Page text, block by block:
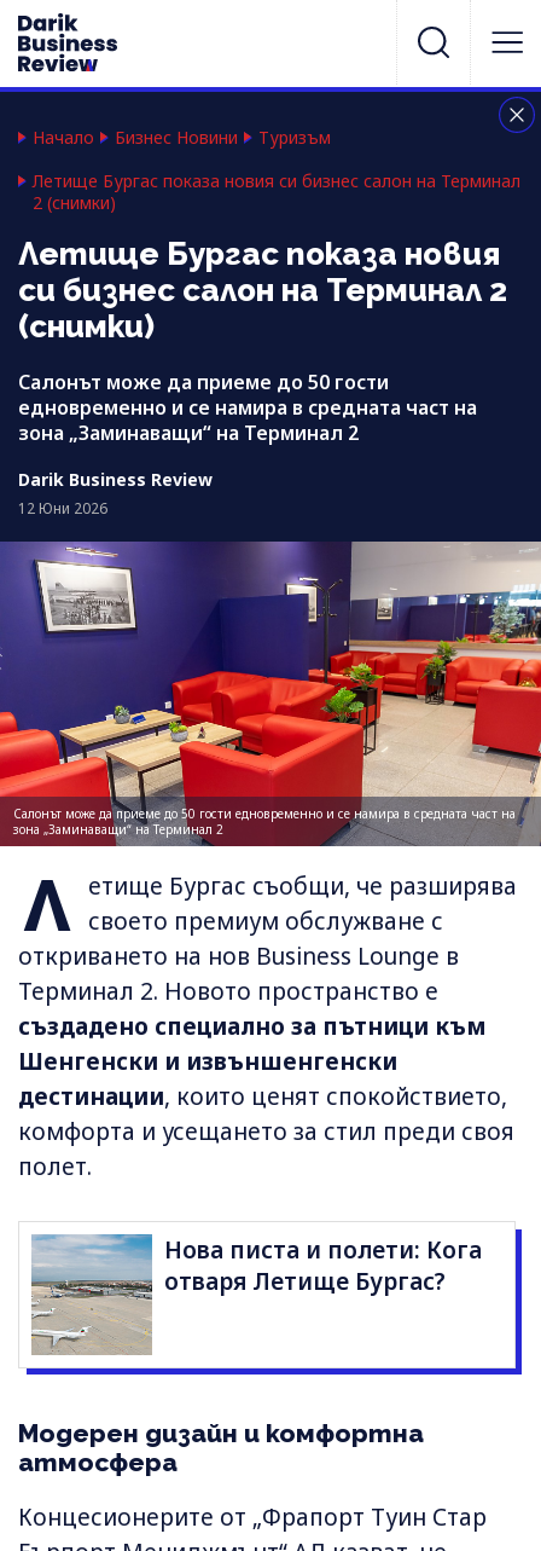
Начало Бизнес Новини
Туризъм
Летище Бургас показа новия си бизнес салон на Терминал
2 (снимки)
Летище Бургас показа новия
си бизнес салон на Терминал 2
(снимки)
Салонът може да приеме до 50 гости
едновременно и се намира в средната част на
зона „Заминаващи“ на Терминал 2
Darik Business Review
12 Юни 2026
Салонът може да приеме до 50 гости едновременно и се намира в средната част на
зона „Заминаващи“ на Терминал 2
Л
етище Бургас съобщи, че разширява
своето премиум обслужване с
откриването на нов Business Lounge в
Терминал 2. Новото пространство е
създадено специално за пътници към
Шенгенски и извъншенгенски
дестинации, които ценят спокойствието,
комфорта и усещането за стил преди своя
полет.
Нова писта и полети: Кога
отваря Летище Бургас?
Модерен дизайн и комфортна
атмосфера
Концесионерите от „Фрапорт Туин Стар